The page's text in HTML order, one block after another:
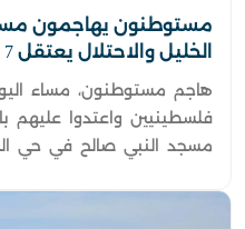
مستوطنون
الخليل والاحتلال يعتقل 7 مواطنين
هاجم مستوطنون، مساء
فلسطينيين واعتدوا عليهم
مسجد النبي صالح في حي